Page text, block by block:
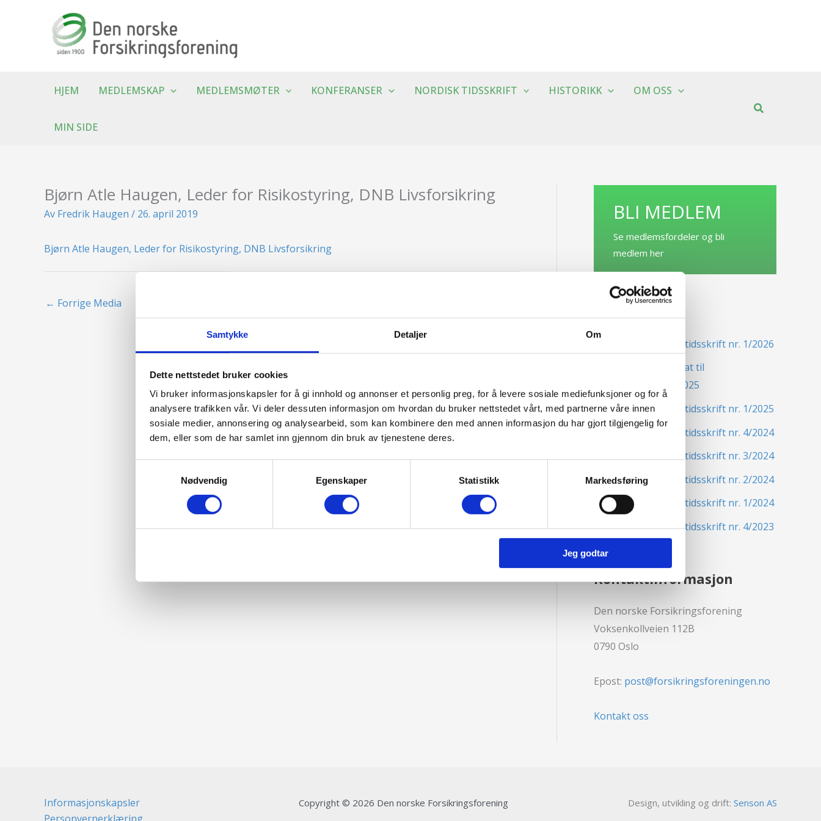
Samtykke Detaljer Om
Dette nettstedet bruker cookies
Vi bruker informasjonskapsler for å gi innhold og annonser et personlig preg, for å levere sosiale mediefunksjoner og for å
analysere trafikken vår. Vi deler dessuten informasjon om hvordan du bruker nettstedet vårt, med partnerne våre innen
sosiale medier, annonsering og analysearbeid, som kan kombinere den med annen informasjon du har gjort tilgjengelig for
dem, eller som de har samlet inn gjennom din bruk av tjenestene deres.
Nødvendig
Egenskaper Statistikk Markedsføring
Jeg godtar
HJEM MEDLEMSKAP MEDLEMSMØTER KONFERANSER NORDISK TIDSSKRIFT HISTORIKK OM OSS
MIN SIDE
Bjørn Atle Haugen, Leder for Risikostyring, DNB Livsforsikring
Av Fredrik Haugen / 26. april 2019
Bjørn Atle Haugen, Leder for Risikostyring, DNB Livsforsikring
← Forrige Media
BLI MEDLEM
Se medlemsfordeler og bli
medlem her
Nordisk Forsikringstidsskrift nr. 1/2026
Nominer din kandidat til
Forsikringsprisen 2025
Nordisk Forsikringstidsskrift nr. 1/2025
Nordisk Forsikringstidsskrift nr. 4/2024
Nordisk Forsikringstidsskrift nr. 3/2024
Nordisk Forsikringstidsskrift nr. 2/2024
Nordisk Forsikringstidsskrift nr. 1/2024
Nordisk Forsikringstidsskrift nr. 4/2023
Kontaktinformasjon
Den norske Forsikringsforening
Voksenkollveien 112B
0790 Oslo
Epost: post@forsikringsforeningen.no
Kontakt oss
Informasjonskapsler
Copyright © 2026 Den norske Forsikringsforening Design, utvikling og drift: Senson AS